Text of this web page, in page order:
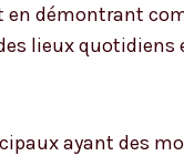
en démontrant
lieux quotidiens
ayant des